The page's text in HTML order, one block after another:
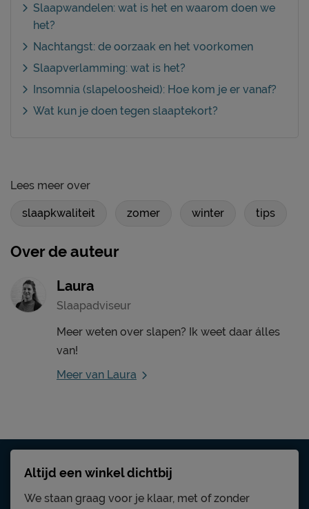
Slaapwandelen: wat is het en waarom doen we
het?
Nachtangst: de oorzaak en het voorkomen
Slaapverlamming: wat is het?
Insomnia (slapeloosheid): Hoe kom je er vanaf?
Wat kun je doen tegen slaaptekort?
Lees meer over
slaapkwaliteit zomer winter tips
Over de auteur
Laura
Slaapadviseur
Meer weten over slapen? Ik weet daar álles
van!
Meer van Laura
Altijd een winkel dichtbij
We staan graag voor je klaar, met of zonder